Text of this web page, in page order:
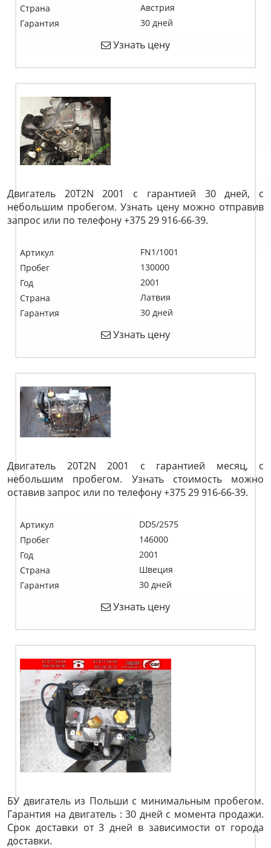
Страна
Австрия
Гарантия
30 дней
Узнать цену
Двигатель 20T2N 2001 с гарантией 30 дней, с
небольшим пробегом. Узнать цену можно отправив
запрос или по телефону +375 29 916-66-39.
Артикул
FN1/1001
Пробег
130000
Год
2001
Страна
Латвия
Гарантия
30 дней
Узнать цену
Двигатель 20T2N 2001 с гарантией месяц, с
небольшим пробегом. Узнать стоимость можно
оставив запрос или по телефону +375 29 916-66-39.
Артикул
DD5/2575
Пробег
146000
Год
2001
Страна
Швеция
Гарантия
30 дней
Узнать цену
БУ двигатель из Польши с минимальным пробегом.
Гарантия на двигатель : 30 дней с момента продажи.
Срок доставки от 3 дней в зависимости от города
доставки.